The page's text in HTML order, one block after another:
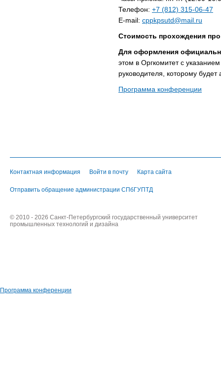
Телефон: +7 (812) 315-06-47
E-mail: cppkpsutd@mail.ru
Стоимость прохождения
Для оформления
этом в Оргкомитет с
руководителя, которому
Программа конференции
Контактная информация Войти в почту Карта сайта
Отправить обращение администрации СПбГУПТД
© 2010 - 2026 Санкт-Петербургский государственный университет
промышленных технологий и дизайна
Программа конференции